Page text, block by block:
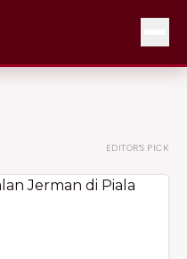
EDITOR'S PICK